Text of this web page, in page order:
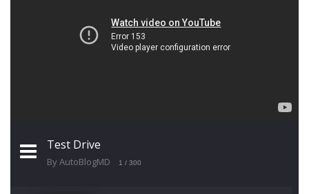
Test Drive
By AutoBlogMD 1 / 300